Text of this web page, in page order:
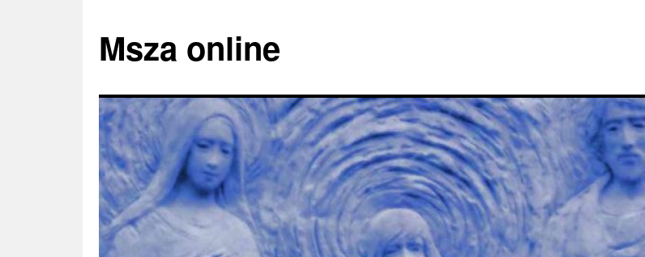
Msza online